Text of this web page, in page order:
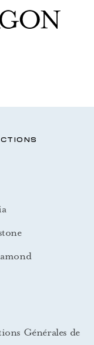
Générales de